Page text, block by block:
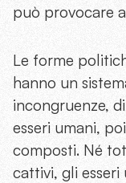
può provocare
Le forme
hanno un
incongruenze,
esseri umani,
composti. Né
cattivi, gli